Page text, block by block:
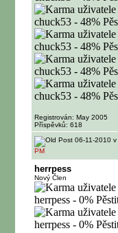
Registrován: May 2005
Příspěvků: 618
06-11-2010 v
PM
herrpess
Nový Člen